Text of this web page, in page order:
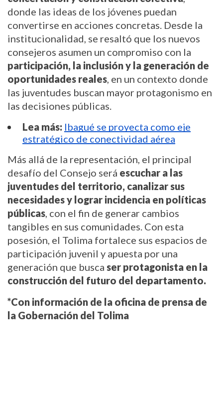
donde las ideas de los jóvenes puedan
convertirse en acciones concretas. Desde la
institucionalidad, se resaltó que los nuevos
consejeros asumen un compromiso con la
participación, la inclusión y la generación de
oportunidades reales, en un contexto donde
las juventudes buscan mayor protagonismo en
las decisiones públicas.
Lea más: Ibagué se proyecta como eje
estratégico de conectividad aérea
Más allá de la representación, el principal
desafío del Consejo será escuchar a las
juventudes del territorio, canalizar sus
necesidades y lograr incidencia en políticas
públicas, con el fin de generar cambios
tangibles en sus comunidades. Con esta
posesión, el Tolima fortalece sus espacios de
participación juvenil y apuesta por una
generación que busca ser protagonista en la
construcción del futuro del departamento.
*Con información de la oficina de prensa de
la Gobernación del Tolima